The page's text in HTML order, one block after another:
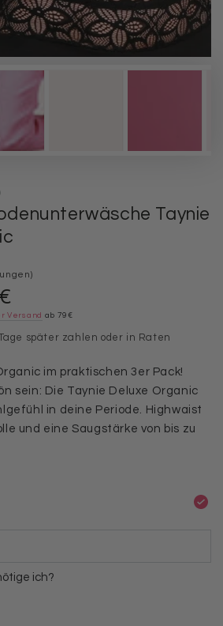
Taynie
Versand ab 79€
später zahlen oder in Raten
im praktischen 3er Pack!
sein: Die Taynie Deluxe Organic
in deine Periode. Highwaist
und eine Saugstärke von bis zu
ich?